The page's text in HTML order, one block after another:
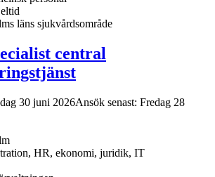
läns sjukvårdsområde
central
30 juni 2026Ansök senast: Fredag 28
HR, ekonomi, juridik, IT